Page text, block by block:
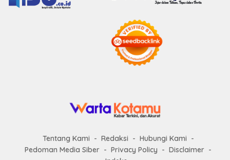
Tentang Kami Redaksi
Hubungi Kami
Pedoman Media Siber
Privacy Policy
Disclaimer